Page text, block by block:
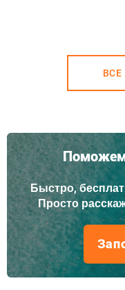
Поможем
Быстро,
Просто